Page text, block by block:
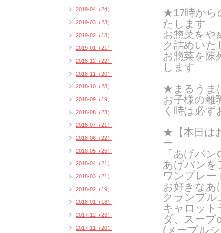
★17時から
たします
お惣菜をや
ク詰めいた
お惣菜を陳
します
★まるうま
お子様の離
く時は必ず
★【本日は
ー
「あげパ
あげパンを
ワンプレー
お好きなあ
クランブル
キャロット
ダ、スープ
(メープル
2019-04（24）
2019-03（23）
2019-02（18）
2019-01（21）
2018-12（22）
2018-11（20）
2018-10（28）
2018-09（19）
2018-08（23）
2018-07（21）
2018-06（22）
2018-05（25）
2018-04（21）
2018-03（21）
2018-02（19）
2018-01（18）
2017-12（23）
2017-11（20）